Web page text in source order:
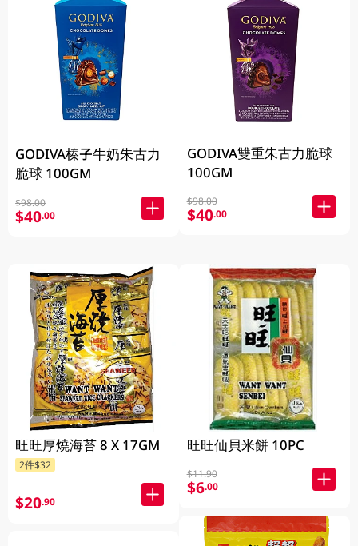
GODIVA榛子牛奶朱古力
脆球 100GM
$98.00
$40.00
GODIVA雙重朱古力脆球
100GM
$98.00
$40.00
旺旺厚燒海苔 8 X 17GM
2件$32
$20.90
旺旺仙貝米餅 10PC
$11.90
$6.00